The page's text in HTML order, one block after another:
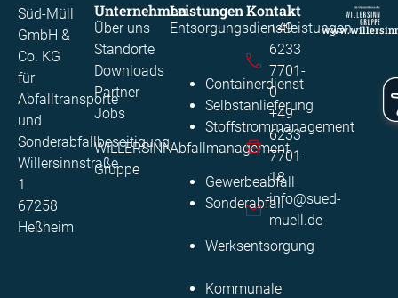
Süd-Müll
GmbH &
Co. KG
für
Abfalltransporte
und
Sonderabfallbeseitigung
Willersinnstraße
1
67258
Heßheim
Unternehmen
Über uns
Standorte
Downloads
Partner
Jobs
WILLERSINN
Gruppe
Leistungen
Entsorgungsdienstleistungen
Containerdienst
Selbstanlieferung
Stoffstrommanagement​
Abfallmanagement
Gewerbeabfall
Sonderabfall
Werksentsorgung
Kommunale
Kontakt
+49
6233
7701-
0​
+49
6233
7701-
18
info@sued-
muell.de